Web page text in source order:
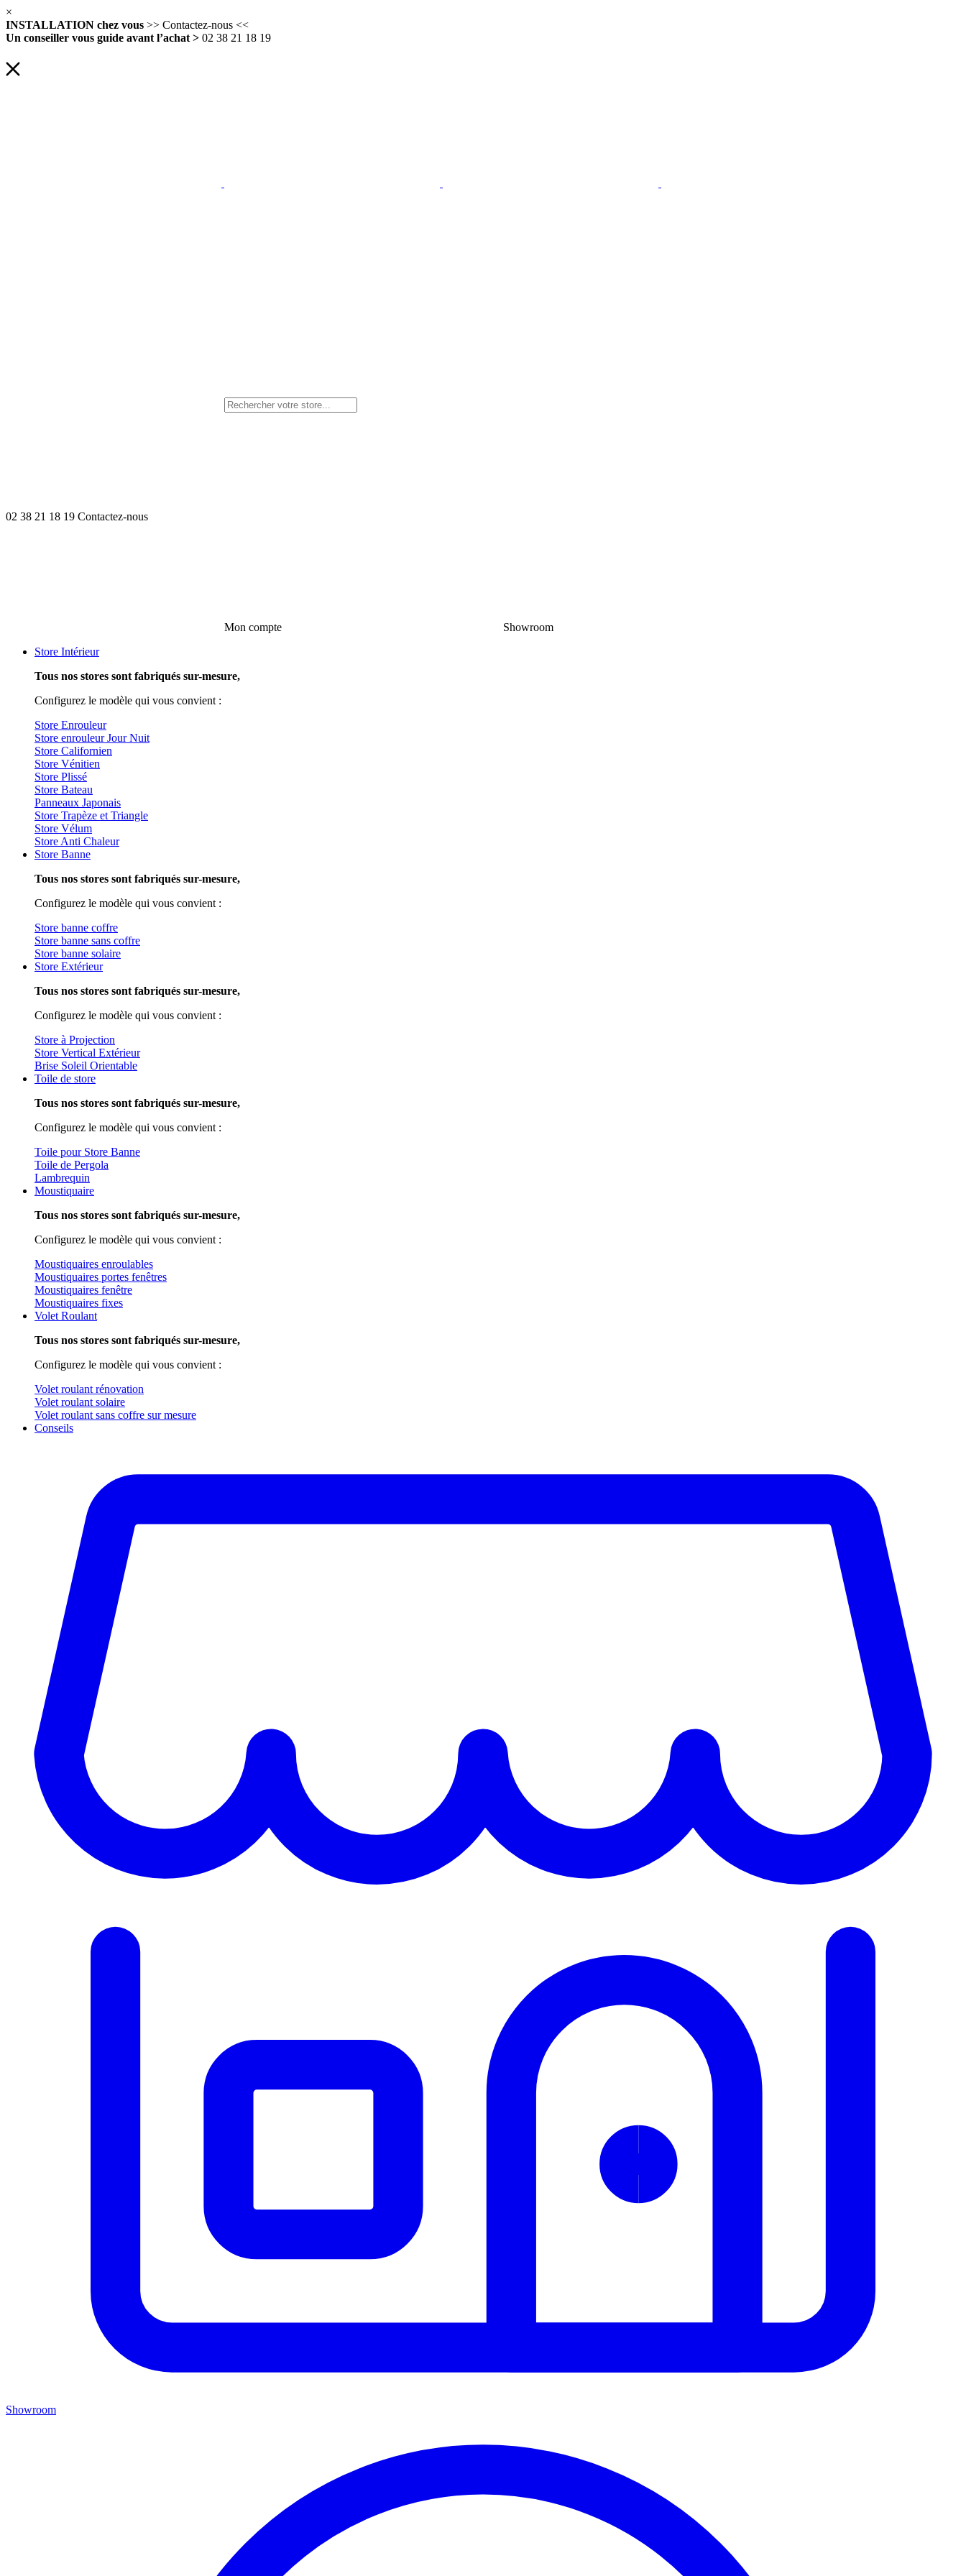
×
INSTALLATION chez vous >> Contactez-nous <<
Un conseiller vous guide avant l’achat > 02 38 21 18 19
02 38 21 18 19 Contactez-nous
Mon compte
Showroom
Store Intérieur
Tous nos stores sont fabriqués sur-mesure,
Configurez le modèle qui vous convient :
Store Enrouleur
Store enrouleur Jour Nuit
Store Californien
Store Vénitien
Store Plissé
Store Bateau
Panneaux Japonais
Store Trapèze et Triangle
Store Vélum
Store Anti Chaleur
Store Banne
Tous nos stores sont fabriqués sur-mesure,
Configurez le modèle qui vous convient :
Store banne coffre
Store banne sans coffre
Store banne solaire
Store Extérieur
Tous nos stores sont fabriqués sur-mesure,
Configurez le modèle qui vous convient :
Store à Projection
Store Vertical Extérieur
Brise Soleil Orientable
Toile de store
Tous nos stores sont fabriqués sur-mesure,
Configurez le modèle qui vous convient :
Toile pour Store Banne
Toile de Pergola
Lambrequin
Moustiquaire
Tous nos stores sont fabriqués sur-mesure,
Configurez le modèle qui vous convient :
Moustiquaires enroulables
Moustiquaires portes fenêtres
Moustiquaires fenêtre
Moustiquaires fixes
Volet Roulant
Tous nos stores sont fabriqués sur-mesure,
Configurez le modèle qui vous convient :
Volet roulant rénovation
Volet roulant solaire
Volet roulant sans coffre sur mesure
Conseils
Showroom